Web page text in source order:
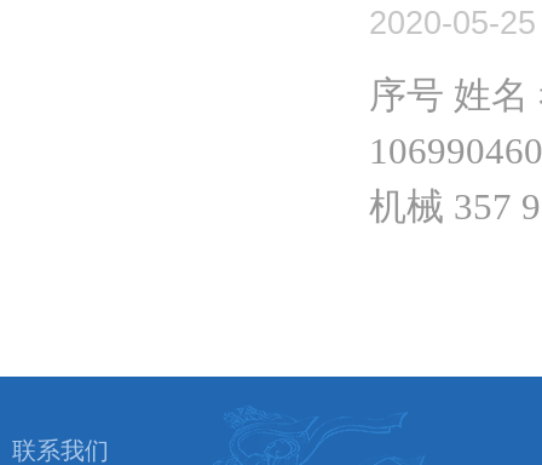
2020-05-25
序号 姓
机械 357
联系我们